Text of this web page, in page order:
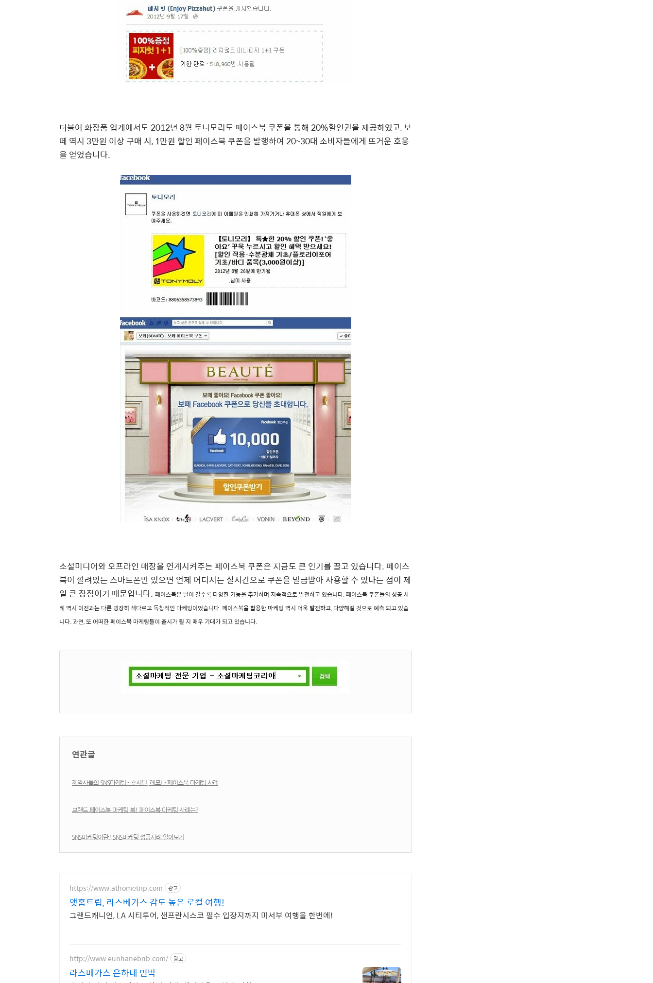
더불어 화장품 업계에서도 2012년 8월 토니모리도 페이스북 쿠폰을 통해 20%할인권을 제공하였고, 보
떼 역시 3만원 이상 구매 시, 1만원 할인 페이스북 쿠폰을 발행하여 20~30대 소비자들에게 뜨거운 호응
을 얻었습니다.
소셜미디어와 오프라인 매장을 연계시켜주는 페이스북 쿠폰은 지금도 큰 인기를 끌고 있습니다. 페이스
북이 깔려있는 스마트폰만 있으면 언제 어디서든 실시간으로 쿠폰을 발급받아 사용할 수 있다는 점이 제
일 큰 장점이기 때문입니다. 페이스북은 날이 갈수록 다양한 기능을 추가하며 지속적으로 발전하고 있습니다.페이스북 쿠폰들의 성공 사
례 역시 이전과는 다른 굉장히 색다르고 독창적인 마케팅이었습니다.페이스북을 활용한 마케팅 역시 더욱 발전하고, 다양해질 것으로 예측 되고 있습
니다.과연, 또 어떠한 페이스북 마케팅들이 출시가 될 지 매우 기대가 되고 있습니다.
연관글
제약사들의 SNS마케팅 - 후시딘, 레모나 페이스북 마케팅 사례
브랜드 페이스북 마케팅 붐! 페이스북 마케팅 사례는?
SNS마케팅이란? SNS마케팅 성공사례 알아보기
https://www.athometrip.com 광고
앳홈트립, 라스베가스 감도 높은 로컬 여행!
그랜드캐니언, LA 시티투어, 샌프란시스코 필수 입장지까지 미서부 여행을 한번에!
http://www.eunhanebnb.com/ 광고
라스베가스 은하네 민박